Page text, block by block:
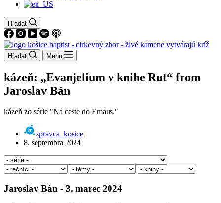
Hľadať
Hľadať Menu
kázeň: „Evanjelium v knihe Rut“ from
Jaroslav Bán
kázeň zo série "Na ceste do Emaus."
spravca_kosice
8. septembra 2024
Jaroslav Bán - 3. marec 2024